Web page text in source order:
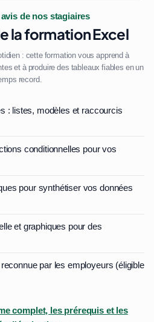
de nos stagiaires
la formation Excel
: cette formation vous apprend à
et à produire des tableaux fiables en un
record.
: listes, modèles et raccourcis
conditionnelles pour vos
pour synthétiser vos données
et graphiques pour des
par les employeurs (éligible
complet, les prérequis et les